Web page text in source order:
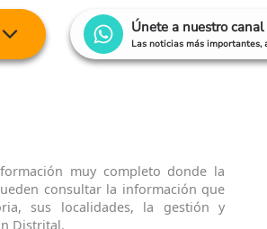
Únete a nuestro
Las noticias más importantes,
muy completo donde la
consultar la información que
sus localidades, la gestión y
Distrital.